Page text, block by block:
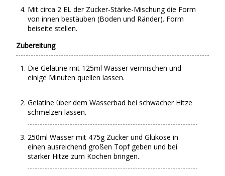
Mit circa 2 EL der Zucker-Stärke-Mischung die Form
von innen bestäuben (Boden und Ränder). Form
beiseite stellen.
Zubereitung
Die Gelatine mit 125ml Wasser vermischen und
einige Minuten quellen lassen.
Gelatine über dem Wasserbad bei schwacher Hitze
schmelzen lassen.
250ml Wasser mit 475g Zucker und Glukose in
einen ausreichend großen Topf geben und bei
starker Hitze zum Kochen bringen.